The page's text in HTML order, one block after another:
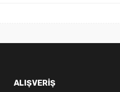
ALIŞVERİŞ